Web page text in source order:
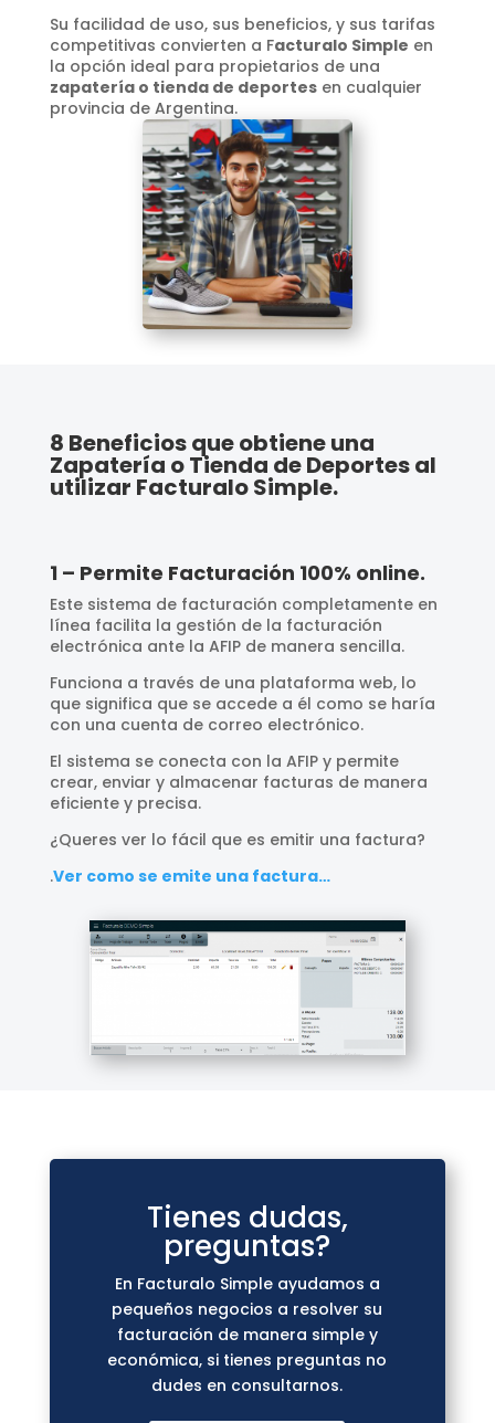
Su facilidad de uso, sus beneficios, y sus tarifas
competitivas convierten a Facturalo Simple en
la opción ideal para propietarios de una
zapatería o tienda de deportesen cualquier
provincia de Argentina.
8 Beneficios que obtiene una
Zapatería o Tienda de Deportes al
utilizar Facturalo Simple.
1 – Permite Facturación 100% online.
Este sistema de facturación completamente en
línea facilita la gestión de la facturación
electrónica ante la AFIP de manera sencilla.
Funciona a través de una plataforma web, lo
que significa que se accede a él como se haría
con una cuenta de correo electrónico.
El sistema se conecta con la AFIP y permite
crear, enviar y almacenar facturas de manera
eficiente y precisa.
¿Queres ver lo fácil que es emitir una factura?
.Ver como se emite una factura…
Tienes dudas,
preguntas?
En Facturalo Simple ayudamos a
pequeños negocios a resolver su
facturación de manera simple y
económica, si tienes preguntas no
dudes en consultarnos.